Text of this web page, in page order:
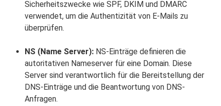
Sicherheitszwecke wie SPF, DKIM und DMARC
verwendet, um die Authentizität von E-Mails zu
überprüfen.
NS (Name Server): NS-Einträge definieren die
autoritativen Nameserver für eine Domain. Diese
Server sind verantwortlich für die Bereitstellung der
DNS-Einträge und die Beantwortung von DNS-
Anfragen.